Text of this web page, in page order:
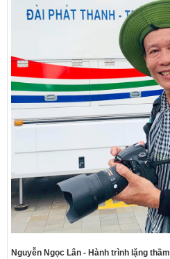
Nguyễn Ngọc Lân - Hành trình lặng